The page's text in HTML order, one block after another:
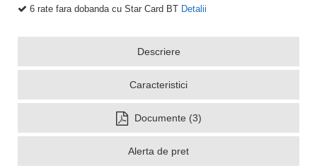
6 rate fara dobanda cu Star Card BT Detalii
Descriere
Caracteristici
Documente (3)
Alerta de pret